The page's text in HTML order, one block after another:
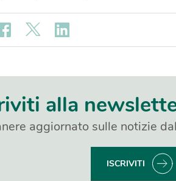
alla
aggiornato sulle notizie
ISCRIVITI